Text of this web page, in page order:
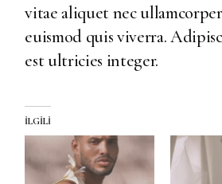
vitae aliquet nec
euismod quis viverra.
est ultricies integer.
İLGILI